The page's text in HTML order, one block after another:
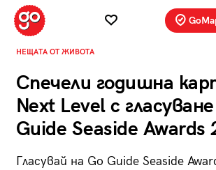
НЕЩАТА ОТ ЖИВОТА
Спечели годишна
Next Level с
Guide Seaside Awards
Гласувай на Go Guide Seaside